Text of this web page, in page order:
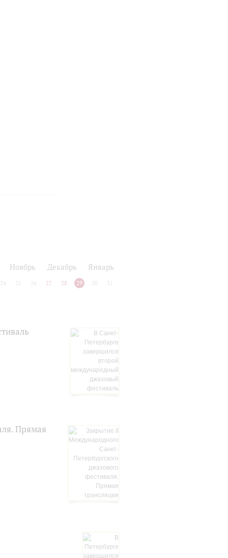
Ноябрь Декабрь Январь
24 25 26 27 28 29 30 31
Прямая